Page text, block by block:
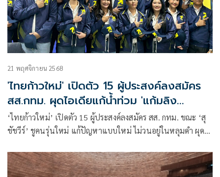
21 พฤศจิกายน 2568
'ไทยก้าวใหม่' เปิดตัว 15 ผู้ประสงค์ลงสมัคร
สส.กทม. ผุดไอเดียแก้น้ำท่วม 'แก้มลิง
เจ้าพระยา'
‘ไทยก้าวใหม่’ เปิดตัว 15 ผู้ประสงค์ลงสมัคร สส. กทม. ขณะ ‘สุ
ชัชวีร์’ ชูคนรุ่นใหม่ แก้ปัญหาแบบใหม่ ไม่วนอยู่ในหลุมดำ ผุดไอ
ป้องกัน กทม. จมทะเล